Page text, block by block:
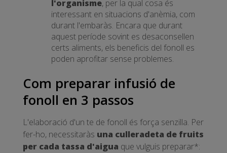
l'organisme, per la qual cosa és
interessant en situacions d'anèmia, com
durant l'embaràs. Encara que durant
aquest període sovint es desaconsellen
certs aliments, els beneficis del fonoll es
poden aprofitar sense problemes.
Com preparar infusió de
fonoll en 3 passos
L'elaboració d'un te de fonoll és força senzilla. Per
fer-ho, necessitaràs una culleradeta de fruits
per cada tassa d'aigua que vulguis preparar*: